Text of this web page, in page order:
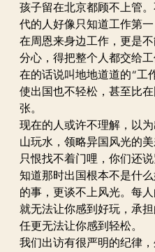
孩子留在北京都顾不上管
代的人好像只知道工作第
在周恩来身边工作，更是
分心，得把整个人都交给
在的话说叫地地道道的“工
使出国也不轻松，甚至比
张。
现在的人或许不理解，以
山玩水，领略异国风光的
只恨找不着门哩，你们还
知道那时出国根本不是什
的事，更谈不上风光。每
就无法让你感到好玩，承
任更无法让你感到轻松。
我们出访有很严明的纪律